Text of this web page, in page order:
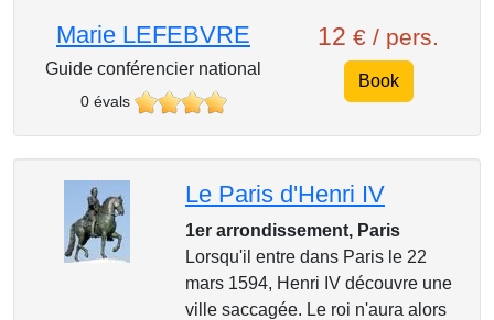
Marie LEFEBVRE
Guide conférencier national
0 évals
12 € / pers.
Book
Le Paris d'Henri IV
1er arrondissement, Paris
Lorsqu'il entre dans Paris le 22
mars 1594, Henri IV découvre une
ville saccagée. Le roi n'aura alors